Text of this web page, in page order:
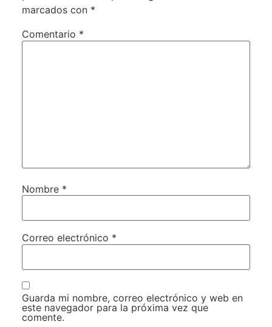
marcados con *
Comentario *
Nombre *
Correo electrónico *
Guarda mi nombre, correo electrónico y web en
este navegador para la próxima vez que
comente.